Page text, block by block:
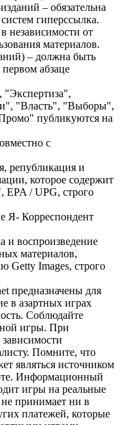
– обязательна
гиперссылка.
независимости от
материалов.
– должна быть
абзаце
"Власть", "Выборы",
публикуются на
с
републикация и
которое содержит
EPA / UPG, строго
Я- Корреспондент
и воспроизведение
материалов,
Getty Images, строго
предназначены для
в азартных играх
Соблюдайте
игры. При
Помните, что
являться источником
Информационный
игры на реальные
принимает ни в
платежей, которые